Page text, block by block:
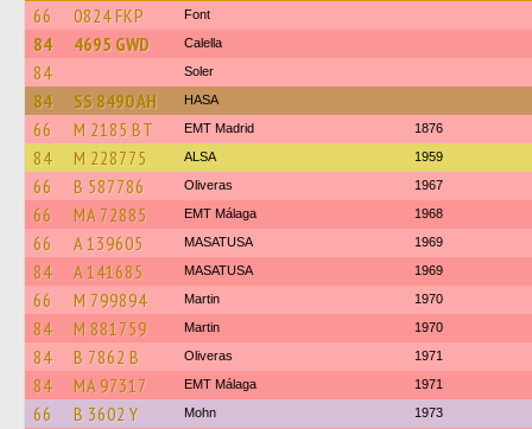
66 0824 FKP Font
84 4695 GWD Calella
84 Soler
84 SS 8490 AH HASA
66 M 2185 BT EMT Madrid 1876
84 M 228775 ALSA 1959
66 B 587786 Oliveras 1967
66 MA 72885 EMT Málaga 1968
66 A 139605 MASATUSA 1969
84 A 141685 MASATUSA 1969
66 M 799894 Martin 1970
84 M 881759 Martin 1970
84 B 7862 B Oliveras 1971
84 MA 97317 EMT Málaga 1971
66 B 3602 Y Mohn 1973